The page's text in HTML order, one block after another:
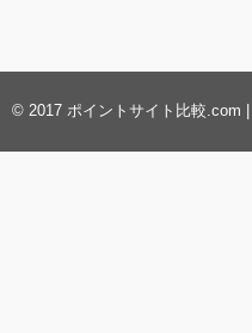
© 2017 ポイントサイト比較.com